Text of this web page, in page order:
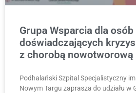
Grupa Wsparcia dla osób
doświadczających
z chorobą nowotworową
Podhalański Szpital Specjalistyczny
Nowym Targu zaprasza do udziału w